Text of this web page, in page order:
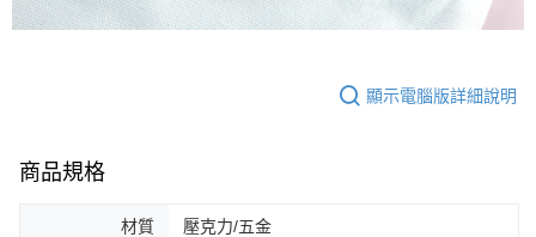
顯示電腦版詳細說明
商品規格
材質 壓克力/五金